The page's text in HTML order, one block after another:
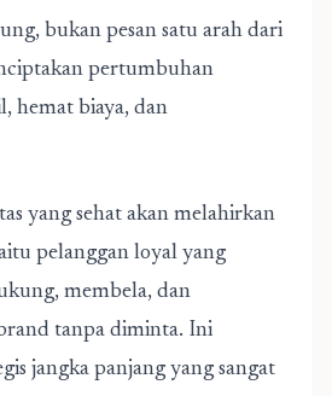
bukan pesan satu arah dari
pertumbuhan
hemat biaya, dan
yang sehat akan melahirkan
pelanggan loyal yang
membela, dan
tanpa diminta. Ini
jangka panjang yang sangat